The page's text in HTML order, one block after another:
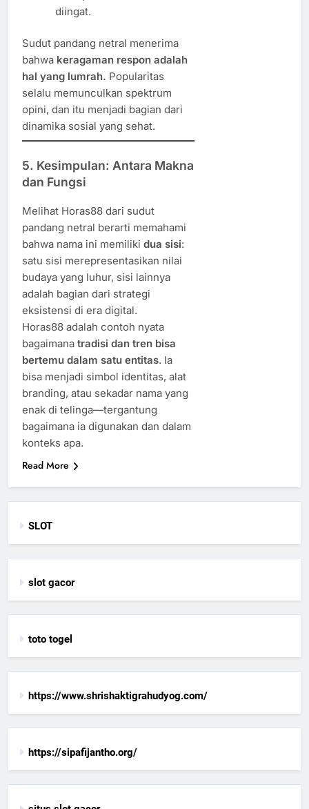
diingat.
Sudut pandang netral menerima
bahwa keragaman respon adalah
hal yang lumrah. Popularitas
selalu memunculkan spektrum
opini, dan itu menjadi bagian dari
dinamika sosial yang sehat.
5. Kesimpulan: Antara Makna
dan Fungsi
Melihat Horas88 dari sudut
pandang netral berarti memahami
bahwa nama ini memiliki dua sisi:
satu sisi merepresentasikan nilai
budaya yang luhur, sisi lainnya
adalah bagian dari strategi
eksistensi di era digital.
Horas88 adalah contoh nyata
bagaimana tradisi dan tren bisa
bertemu dalam satu entitas. Ia
bisa menjadi simbol identitas, alat
branding, atau sekadar nama yang
enak di telinga—tergantung
bagaimana ia digunakan dan dalam
konteks apa.
Read More
SLOT
slot gacor
toto togel
https://www.shrishaktigrahudyog.com/
https://sipafijantho.org/